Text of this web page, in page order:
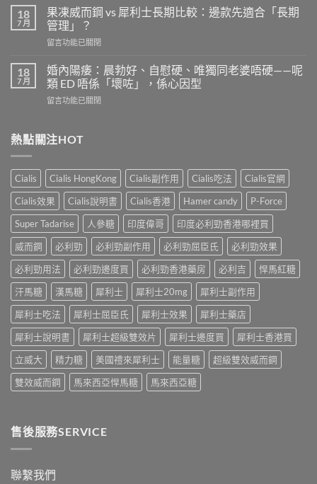
劑
量
是
多
完
整
南：
男
讀
的
正
確
用
法〉
利
勁
有
效
4
個
信
號
評
副
作
用
與
增
效
指
南，
香
男
性
必
讀〉
18
7 月
果凍威而鋼 vs 犀利士長期比較：邊款先適合「長期
管理」？
在
凍
威
而
鋼
利
期
比
較：
邊
款
先
合
「長
期
理」？〉
中
留言功能已關閉
18
7 月
婚內陽痿：晨勃好、自慰硬、唯獨同老婆唔硬——呢
類 ED 唔係「壞咗」，係心因型
在
陽
痿：
勃
好、
自
慰
硬、
唯
同
老
婆
硬
——
呢
類
ED
係
「壞
心
因
留言功能已關閉
熱點關注HOT
Cialis Cialis HongKong Cialis副作用 Cialis吃法
Cialis官網
Cialis效果
Cialis說明書 Cialis香港 Hamer candy
P-Force
Super Tadarise
人參糖 印度偉哥
印度必利勁香港哪裡買
威而鋼
必利勁 必利勁副作用 必利勁屈臣氏
必利勁效果
必利勁用法
必利勁邊度買 必利勁香港藥房 必利吉
悍馬紅糖
汗馬糖
漢馬糖 犀利士 犀利士20mg
犀利士副作用
犀利士吃法
犀利士屈臣氏 犀利士效果
犀利士藥店
犀利士說明書
犀利士超級雙效片 犀利士邊度買
犀利士香港買
立威大
精力糖 美國禮來犀利士 能量糖
超級雙效威而鋼
雙效威而鋼
馬來西亞悍馬糖 馬來西亞糖
售後服務SERVICE
聯繫我們